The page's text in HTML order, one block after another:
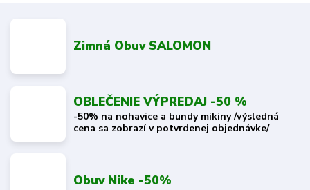
Zimná Obuv SALOMON
OBLEČENIE VÝPREDAJ -50 %
-50% na nohavice a bundy mikiny /výsledná
cena sa zobrazí v potvrdenej objednávke/
Obuv Nike -50%